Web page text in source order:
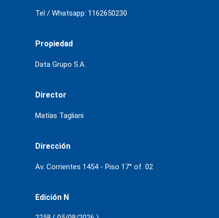
Tel / Whatsapp: 1162650230
Propiedad
Data Grupo S.A.
Director
Matías Tagliani
Dirección
Av. Corrientes 1454 - Piso 17° of. 02
Edición N